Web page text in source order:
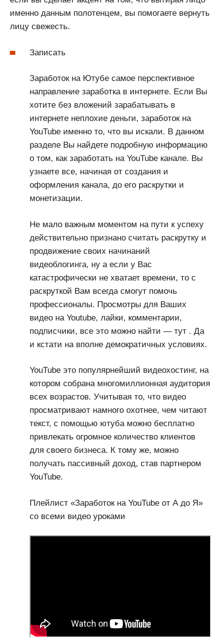
именно данным полотенцем, вы помогаете вернуть
лицу свежесть.
Записать
Заработок на Ютубе самое перспективное
направление заработка в интернете. Если Вы
хотите без вложений зарабатывать в
интернете неплохие деньги, заработок на
YouTube именно то, что вы искали. В данном
разделе Вы найдете подробную информацию
о том, как заработать на YouTube канале. Вы
узнаете все, начиная от создания и
оформления канала, до его раскрутки и
монетизации.
Не мало важным моментом на пути к успеху
действительно признано считать раскрутку и
продвижение своих начинаний
видеоблогинга, ну а если у Вас
катастрофически не хватает времени, то с
раскруткой Вам всегда смогут помочь
профессионалы. Просмотры для Ваших
видео на Youtube, лайки, комментарии,
подписчики, все это можно найти — тут . Да
и кстати на вполне демократичных условиях.
YouTube это популярнейший видеохостинг, на
котором собрана многомиллионная аудитория
всех возрастов. Учитывая то, что видео
просматривают намного охотнее, чем читают
текст, с помощью ютуба можно бесплатно
привлекать огромное количество клиентов
для своего бизнеса. К тому же, можно
получать пассивный доход, став партнером
YouTube.
Плейлист «Заработок на YouTube от А до Я»
со всеми видео уроками